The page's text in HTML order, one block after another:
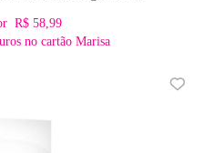
R$ 58,99
no cartão Marisa